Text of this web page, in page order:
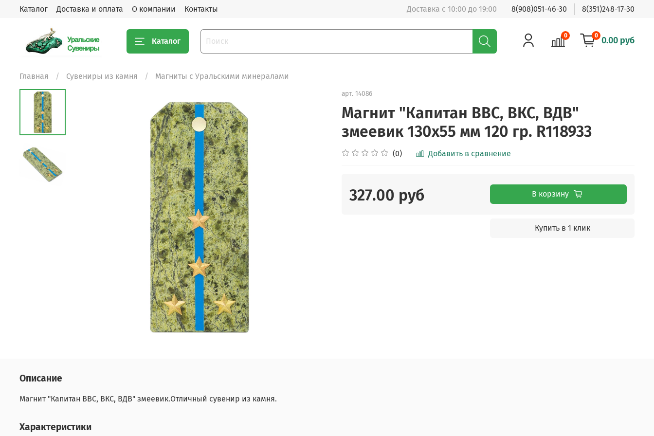
Каталог Доставка и оплата О компании Контакты Доставка с 10:00 до 19:00 8(908)051-46-30 8(351)248-17-30
Каталог
0 0 0.00 руб
Главная Сувениры из камня Магниты с Уральскими минералами
арт. 14086
Магнит "Капитан ВВС, ВКС, ВДВ"
змеевик 130х55 мм 120 гр. R118933
(0) Добавить в сравнение
327.00 руб В корзину
Купить в 1 клик
Описание
Магнит "Капитан ВВС, ВКС, ВДВ" змеевик.Отличный сувенир из камня.
Характеристики